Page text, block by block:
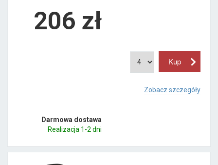
206 zł
Zobacz szczegóły
Darmowa dostawa
Realizacja 1-2 dni